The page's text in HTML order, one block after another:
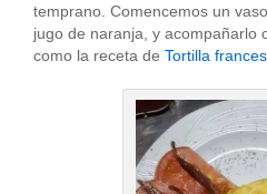
temprano. Comencemos un
jugo de naranja, y acompañarlo
como la receta de Tortilla